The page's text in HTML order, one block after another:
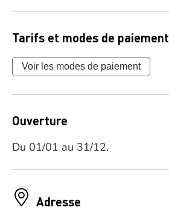
Tarifs et modes de paiement
Voir les modes de paiement
Ouverture
Du 01/01 au 31/12.
Adresse